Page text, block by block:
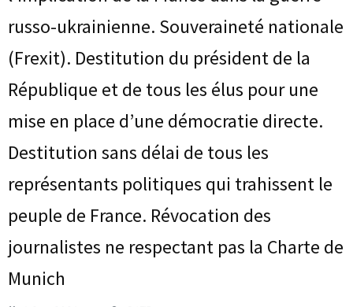
russo-ukrainienne. Souveraineté nationale
(Frexit). Destitution du président de la
République et de tous les élus pour une
mise en place d’une démocratie directe.
Destitution sans délai de tous les
représentants politiques qui trahissent le
peuple de France. Révocation des
journalistes ne respectant pas la Charte de
Munich